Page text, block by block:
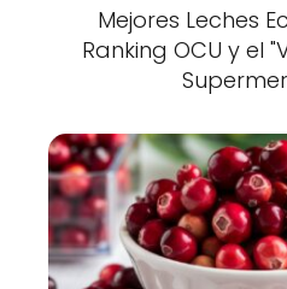
Mejores Leches
Ranking OCU y el